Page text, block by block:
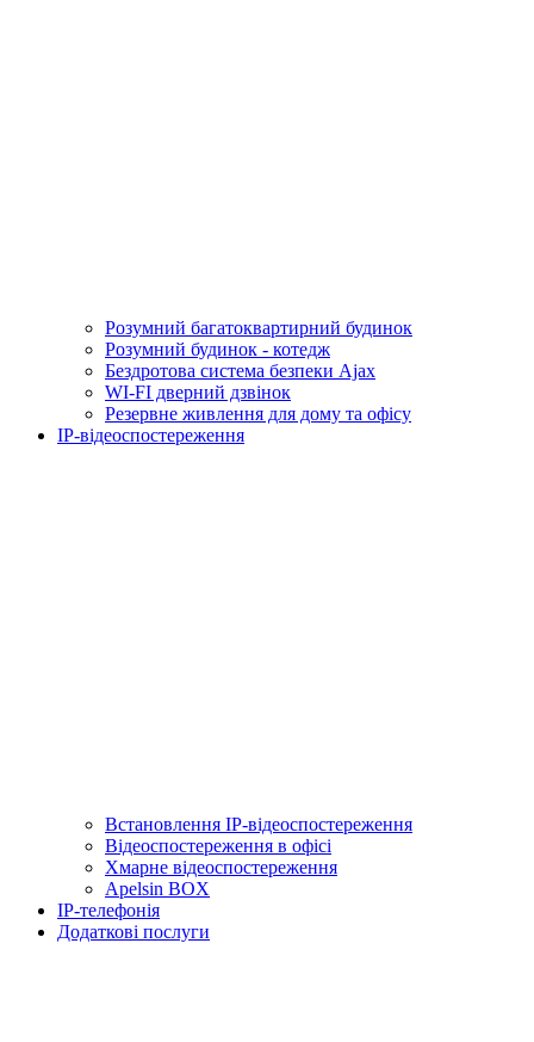
Розумний багатоквартирний будинок
Розумний будинок - котедж
Бездротова система безпеки Ajax
WI-FI дверний дзвінок
Резервне живлення для дому та офісу
IP-відеоспостереження
Встановлення IP-відеоспостереження
Відеоспостереження в офісі
Хмарне відеоспостереження
Apelsin BOX
IP-телефонія
Додаткові послуги